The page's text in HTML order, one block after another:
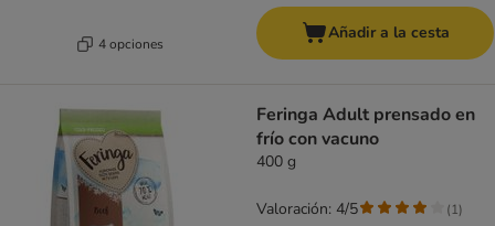
4 opciones
Añadir a la cesta
Feringa Adult prensado en
frío con vacuno
400 g
Valoración: 4/5 (1)